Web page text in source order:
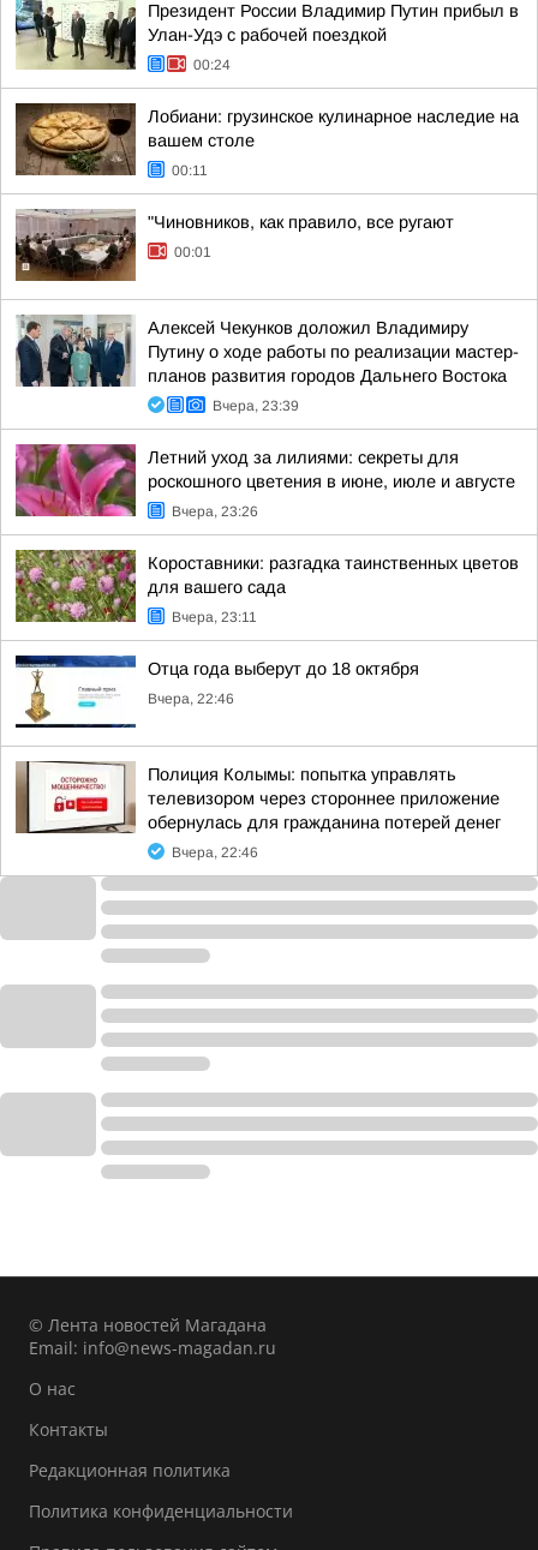
Президент России Владимир Путин прибыл в
Улан-Удэ с рабочей поездкой
00:24
Лобиани: грузинское кулинарное наследие на
вашем столе
00:11
"Чиновников, как правило, все ругают
00:01
Алексей Чекунков доложил Владимиру
Путину о ходе работы по реализации мастер-
планов развития городов Дальнего Востока
Вчера, 23:39
Летний уход за лилиями: секреты для
роскошного цветения в июне, июле и августе
Вчера, 23:26
Короставники: разгадка таинственных цветов
для вашего сада
Вчера, 23:11
Отца года выберут до 18 октября
Вчера, 22:46
Полиция Колымы: попытка управлять
телевизором через стороннее приложение
обернулась для гражданина потерей денег
Вчера, 22:46
© Лента новостей Магадана
Email: info@news-magadan.ru
О нас
Контакты
Редакционная политика
Политика конфиденциальности